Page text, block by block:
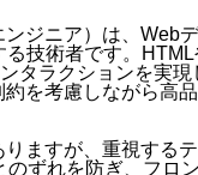
ジニア）は、Web
技術者です。
タラクションを実
を考慮しながら高
ますが、重視する
ずれを防ぎ、フロ